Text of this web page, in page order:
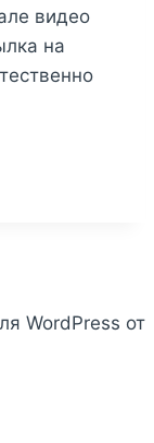
видео
на
WordPress от